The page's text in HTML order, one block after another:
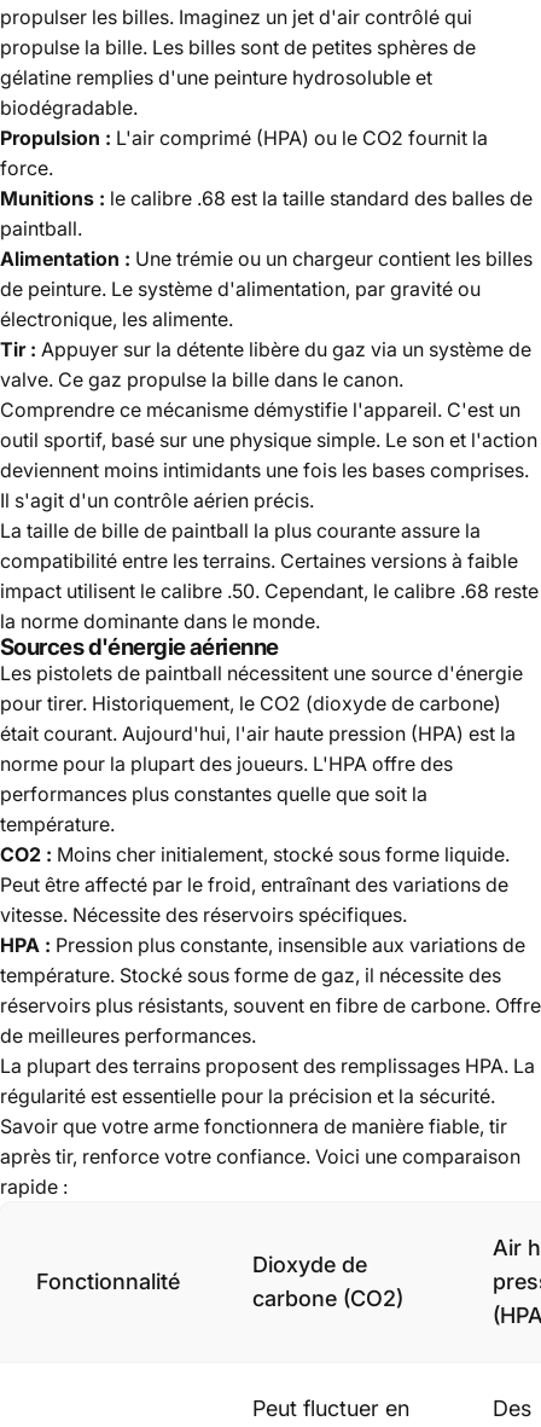
propulser les billes. Imaginez un jet d'air contrôlé qui
propulse la bille. Les billes sont de petites sphères de
gélatine remplies d'une peinture hydrosoluble et
biodégradable.
Propulsion : L'air comprimé (HPA) ou le CO2 fournit la
force.
Munitions : le calibre .68 est la taille standard des balles de
paintball.
Alimentation : Une trémie ou un chargeur contient les billes
de peinture. Le système d'alimentation, par gravité ou
électronique, les alimente.
Tir : Appuyer sur la détente libère du gaz via un système de
valve. Ce gaz propulse la bille dans le canon.
Comprendre ce mécanisme démystifie l'appareil. C'est un
outil sportif, basé sur une physique simple. Le son et l'action
deviennent moins intimidants une fois les bases comprises.
Il s'agit d'un contrôle aérien précis.
La taille de bille de paintball la plus courante assure la
compatibilité entre les terrains. Certaines versions à faible
impact utilisent le calibre .50. Cependant, le calibre .68 reste
la norme dominante dans le monde.
Sources d'énergie aérienne
Les pistolets de paintball nécessitent une source d'énergie
pour tirer. Historiquement, le CO2 (dioxyde de carbone)
était courant. Aujourd'hui, l'air haute pression (HPA) est la
norme pour la plupart des joueurs. L'HPA offre des
performances plus constantes quelle que soit la
température.
CO2 : Moins cher initialement, stocké sous forme liquide.
Peut être affecté par le froid, entraînant des variations de
vitesse. Nécessite des réservoirs spécifiques.
HPA : Pression plus constante, insensible aux variations de
température. Stocké sous forme de gaz, il nécessite des
réservoirs plus résistants, souvent en fibre de carbone. Offre
de meilleures performances.
La plupart des terrains proposent des remplissages HPA. La
régularité est essentielle pour la précision et la sécurité.
Savoir que votre arme fonctionnera de manière fiable, tir
après tir, renforce votre confiance. Voici une comparaison
rapide :
Fonctionnalité
Dioxyde de
carbone (CO2)
Air
Peut fluctuer en
Des